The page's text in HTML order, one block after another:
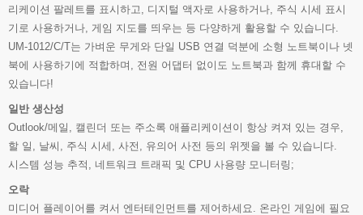
리케이션 팔레트를 표시하고, 디지털 액자로 사용하거나, 주식 시세 표시
기로 사용하거나, 게임 지도를 띄우는 등 다양하게 활용할 수 있습니다.
UM-1012/C/T는 가벼운 무게와 단일 USB 연결 덕분에 소형 노트북이나 넷
북에 사용하기에 적합하며, 전원 어댑터 없이도 노트북과 함께 휴대할 수
있습니다!
일반 생산성
Outlook/메일, 캘린더 또는 주소록 애플리케이션이 항상 켜져 있는 경우,
할 일, 날씨, 주식 시세, 사전, 유의어 사전 등의 위젯을 볼 수 있습니다.
시스템 성능 추적, 네트워크 트래픽 및 CPU 사용량 모니터링;
오락
미디어 플레이어를 켜서 엔터테인먼트를 제어하세요. 온라인 게임에 필요